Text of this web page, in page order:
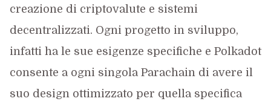
creazione di criptovalute e sistemi
decentralizzati. Ogni progetto in sviluppo,
infatti ha le sue esigenze specifiche e Polkadot
consente a ogni singola Parachain di avere il
suo design ottimizzato per quella specifica